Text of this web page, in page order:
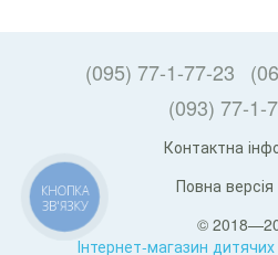
(095) 77-1-77-23
(093) 77-1-
Контактна
Повна
©
Інтернет-магазин дитячих
КНОПКА
ЗВ'ЯЗКУ